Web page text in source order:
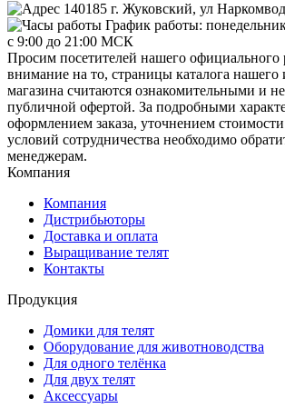
140185 г. Жуковский, ул
График работы:
с 9:00 до 21:00 МСК
Просим посетителей нашего официального
внимание на то, страницы каталога нашего
магазина считаются ознакомительными и
публичной офертой. За подробными
оформлением заказа, уточнением
условий сотрудничества необходимо
менеджерам.
Компания
Компания
Дистрибьюторы
Доставка и оплата
Выращивание телят
Контакты
Продукция
Домики для телят
Оборудование для животноводства
Для одного телёнка
Для двух телят
Аксессуары